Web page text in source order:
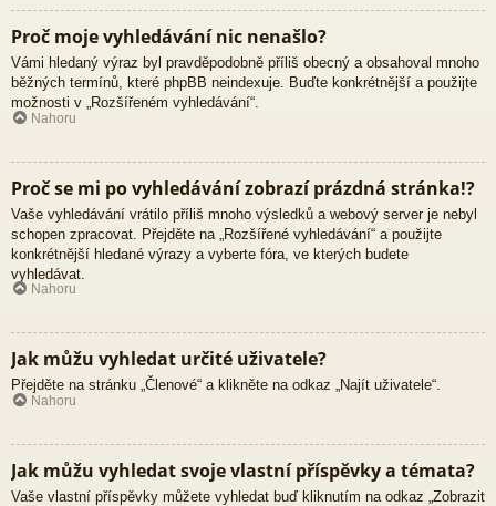
Proč moje vyhledávání nic nenašlo?
Vámi hledaný výraz byl pravděpodobně příliš obecný a obsahoval mnoho
běžných termínů, které phpBB neindexuje. Buďte konkrétnější a použijte
možnosti v „Rozšířeném vyhledávání“.
Nahoru
Proč se mi po vyhledávání zobrazí prázdná stránka!?
Vaše vyhledávání vrátilo příliš mnoho výsledků a webový server je nebyl
schopen zpracovat. Přejděte na „Rozšířené vyhledávání“ a použijte
konkrétnější hledané výrazy a vyberte fóra, ve kterých budete
vyhledávat.
Nahoru
Jak můžu vyhledat určité uživatele?
Přejděte na stránku „Členové“ a klikněte na odkaz „Najít uživatele“.
Nahoru
Jak můžu vyhledat svoje vlastní příspěvky a témata?
Vaše vlastní příspěvky můžete vyhledat buď kliknutím na odkaz „Zobrazit